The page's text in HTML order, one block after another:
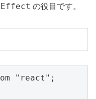
の役目です。
"react";